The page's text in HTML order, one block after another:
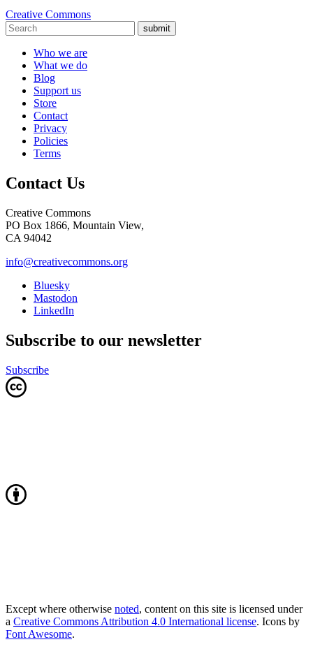
Creative Commons
submit
Who we are
What we do
Blog
Support us
Store
Contact
Privacy
Policies
Terms
Contact Us
Creative Commons
PO Box 1866, Mountain View,
CA 94042
info@creativecommons.org
Bluesky
Mastodon
LinkedIn
Subscribe to our newsletter
Subscribe
Except where otherwise noted, content on this site is licensed under
a Creative Commons Attribution 4.0 International license. Icons by
Font Awesome.